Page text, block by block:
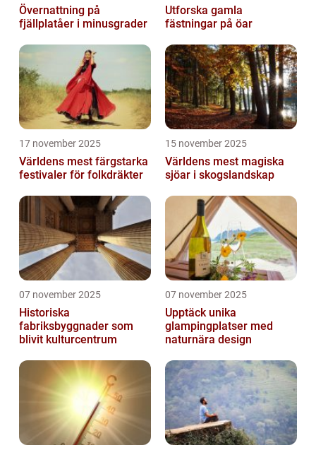
Övernattning på
fjällplatåer i minusgrader
Utforska gamla
fästningar på öar
17 november 2025
Världens mest färgstarka
festivaler för folkdräkter
15 november 2025
Världens mest magiska
sjöar i skogslandskap
07 november 2025
Historiska
fabriksbyggnader som
blivit kulturcentrum
07 november 2025
Upptäck unika
glampingplatser med
naturnära design